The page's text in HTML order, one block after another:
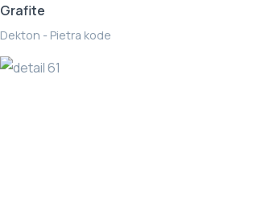
Grafite
Dekton - Pietra kode